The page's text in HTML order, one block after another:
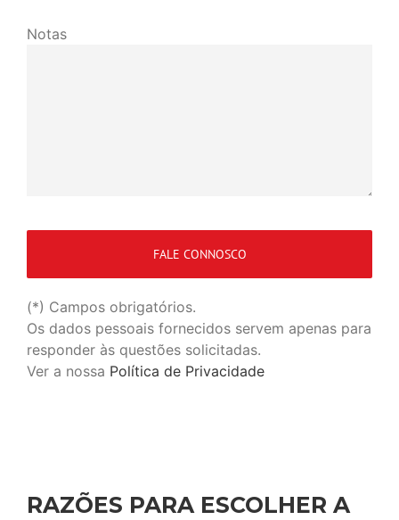
Notas
(*) Campos obrigatórios.
Os dados pessoais fornecidos servem apenas para
responder às questões solicitadas.
Ver a nossa Política de Privacidade
RAZÕES PARA ESCOLHER A